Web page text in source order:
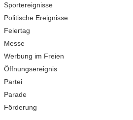
Sportereignisse
Politische Ereignisse
Feiertag
Messe
Werbung im Freien
Öffnungsereignis
Partei
Parade
Förderung